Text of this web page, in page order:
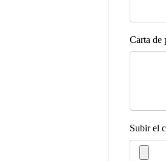
Carta de
Subir el